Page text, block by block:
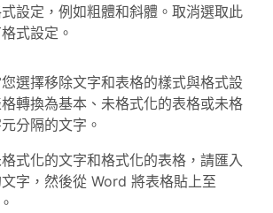
設定，例如粗體和斜體。取消選取此
式設定。
選擇移除文字和表格的樣式與格式設
轉換為基本、未格式化的表格或未格
分隔的文字。
式化的文字和格式化的表格，請匯入
字，然後從 Word 將表格貼上至